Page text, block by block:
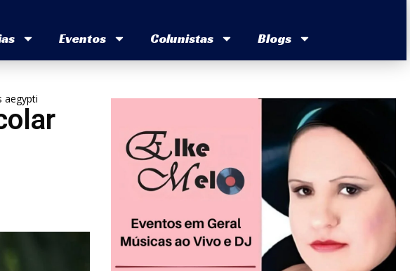
Eventos Colunistas Blogs
aegypti